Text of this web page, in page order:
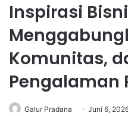
Inspirasi
Komunitas,
Pengalaman
Galur Pradana Juni 6,